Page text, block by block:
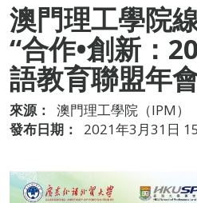
澳門理工學院
“合作•創新：
語教育聯盟年
來源：
澳門理工學院（IPM）
發布日期：
2021年3月31日